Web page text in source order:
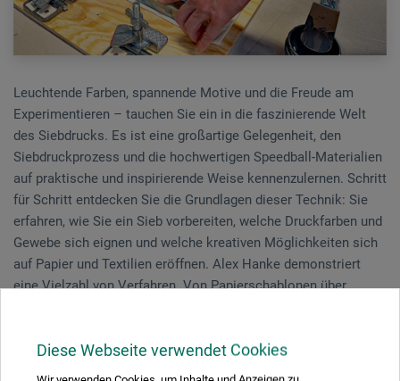
Diese Webseite verwendet Cookies
Leuchtende Farben, spannende Motive und die Freude am
Experimentieren – tauchen Sie ein in die faszinierende Welt
des Siebdrucks. Es ist eine großartige Gelegenheit, den
Siebdruckprozess und die hochwertigen Speedball-Materialien
auf praktische und inspirierende Weise kennenzulernen. Schritt
für Schritt entdecken Sie die Grundlagen dieser Technik: Sie
erfahren, wie Sie ein Sieb vorbereiten, welche Druckfarben und
Gewebe sich eignen und welche kreativen Möglichkeiten sich
auf Papier und Textilien eröffnen. Alex Hanke demonstriert
eine Vielzahl von Verfahren. Von Papierschablonen über
Der Dozent zeigt anhand seiner eigenen Designs und Siebe,
wie vielfältig der Siebdruck eingesetzt werden kann.